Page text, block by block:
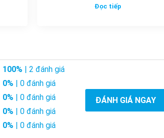
Đọc tiếp
100% | 2 đánh giá
0% | 0 đánh giá
0% | 0 đánh giá
0% | 0 đánh giá
0% | 0 đánh giá
ĐÁNH GIÁ NGAY